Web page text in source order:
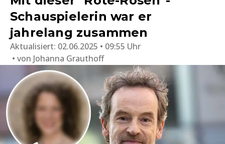
Schauspielerin war er
jahrelang zusammen
Aktualisiert: 02.06.2025 • 09:55 Uhr
von Johanna Grauthoff